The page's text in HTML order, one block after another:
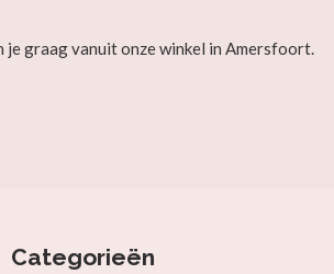
je graag vanuit onze winkel in Amersfoort.
Categorieën